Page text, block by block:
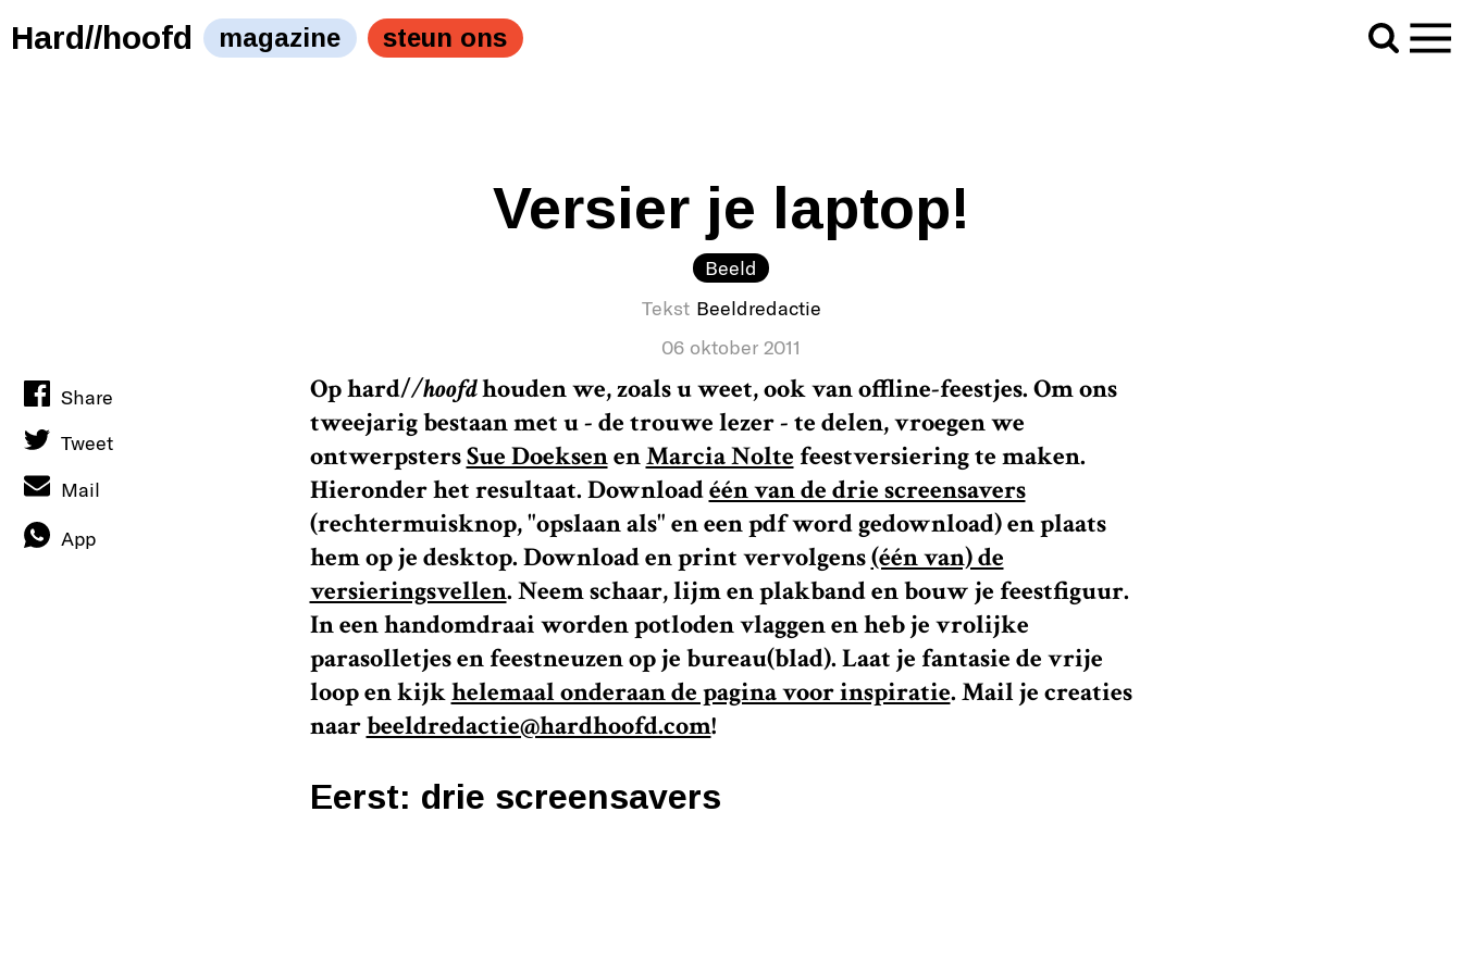
laptop!" />
Hard//hoofd magazine steun ons
Versier je laptop!
Beeld
Tekst Beeldredactie
06 oktober 2011
Ophard//hoofdhouden we, zoals u weet, ook van offline-feestjes. Om ons
tweejarig bestaan met u - de trouwe lezer - te delen, vroegen we
ontwerpstersSue DoeksenenMarcia Nolte feestversiering te maken.
Hieronder het resultaat. Downloadéén van de drie screensavers
(rechtermuisknop, "opslaan als" en een pdf word gedownload) en plaats
hem op je desktop. Download en print vervolgens(één van) de
versieringsvellen. Neem schaar, lijm en plakband en bouw je feestfiguur.
In een handomdraai worden potloden vlaggen en heb je vrolijke
parasolletjes en feestneuzen op je bureau(blad). Laat je fantasie de vrije
loop en kijkhelemaal onderaan de pagina voor inspiratie. Mail je creaties
naarbeeldredactie@hardhoofd.com!
Eerst: drie screensavers
Share
Tweet
Mail
App